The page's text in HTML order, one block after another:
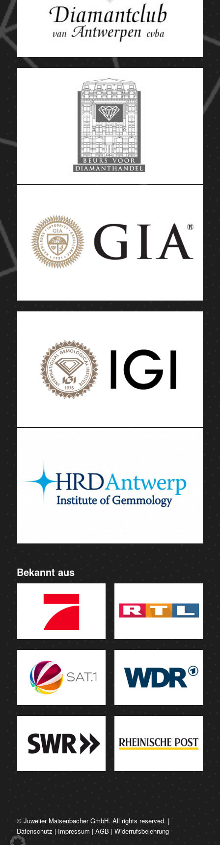
Bekannt aus
© Juwelier Maisenbacher GmbH. All rights reserved. |
Datenschutz | Impressum | AGB | Widerrufsbelehrung